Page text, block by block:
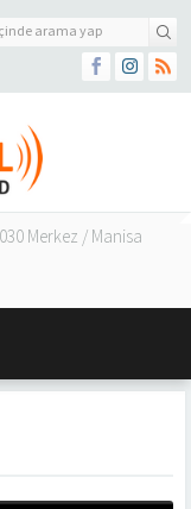
Merkez / Manisa